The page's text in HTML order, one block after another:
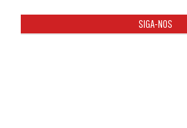
SIGA-NOS